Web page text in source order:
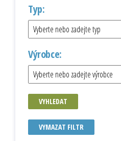
Typ:
Výrobce:
VYHLEDAT
VYMAZAT FILTR